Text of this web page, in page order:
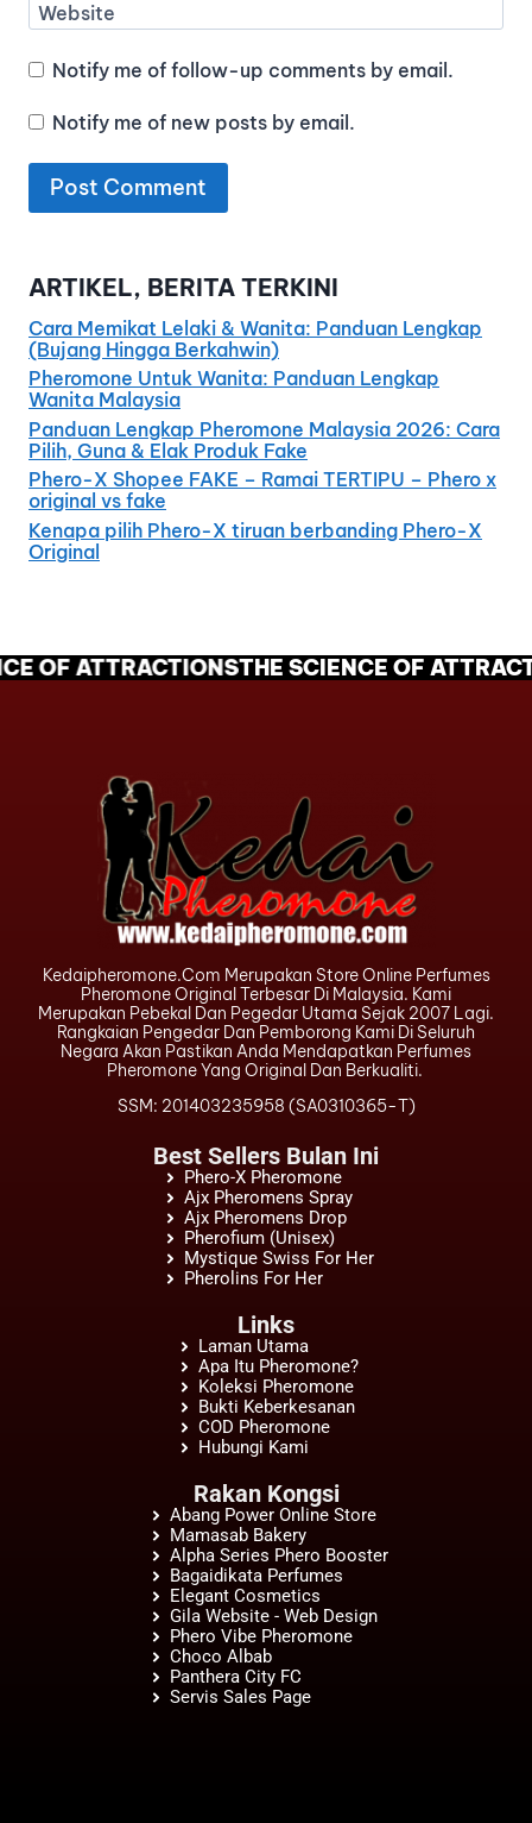
Website
Notify me of follow-up comments by email.
Notify me of new posts by email.
ARTIKEL, BERITA TERKINI
Cara Memikat Lelaki & Wanita: Panduan Lengkap
(Bujang Hingga Berkahwin)
Pheromone Untuk Wanita: Panduan Lengkap
Wanita Malaysia
Panduan Lengkap Pheromone Malaysia 2026: Cara
Pilih, Guna & Elak Produk Fake
Phero-X Shopee FAKE – Ramai TERTIPU – Phero x
original vs fake
Kenapa pilih Phero-X tiruan berbanding Phero-X
Original
OF ATTRACTIONSTHE SCIENCE OF
Kedaipheromone.com Merupakan Store Online Perfumes
Pheromone Original Terbesar Di Malaysia. Kami
Merupakan Pebekal Dan Pegedar Utama Sejak 2007 Lagi.
Rangkaian Pengedar Dan Pemborong Kami Di Seluruh
Negara Akan Pastikan Anda Mendapatkan Perfumes
Pheromone Yang Original Dan Berkualiti.
SSM: 201403235958 (SA0310365-T)
Best Sellers Bulan Ini
Phero-X Pheromone
Ajx Pheromens Spray
Ajx Pheromens Drop
Pherofium (Unisex)
Mystique Swiss For Her
Pherolins For Her
Links
Laman Utama
Apa Itu Pheromone?
Koleksi Pheromone
Bukti Keberkesanan
COD Pheromone
Hubungi Kami
Rakan Kongsi
Abang Power Online Store
Mamasab Bakery
Alpha Series Phero Booster
Bagaidikata Perfumes
Elegant Cosmetics
Gila Website - Web Design
Phero Vibe Pheromone
Choco Albab
Panthera City FC
Servis Sales Page